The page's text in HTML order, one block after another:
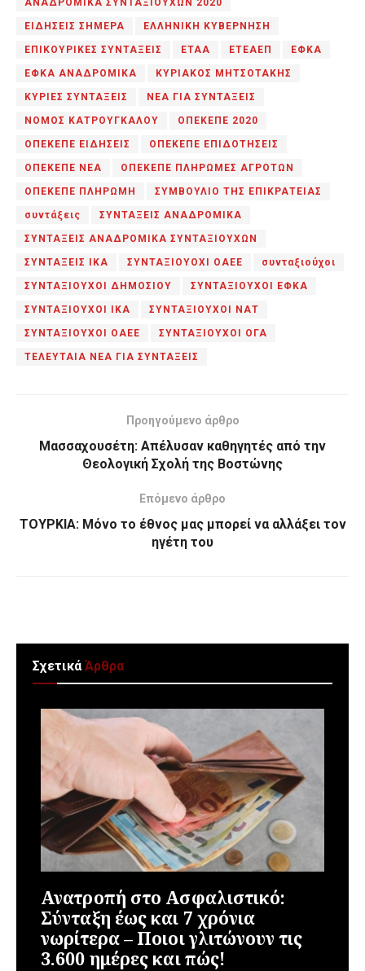
ΕΙΔΗΣΕΙΣ ΣΗΜΕΡΑ ΕΛΛΗΝΙΚΗ ΚΥΒΕΡΝΗΣΗ
ΕΠΙΚΟΥΡΙΚΕΣ ΣΥΝΤΑΞΕΙΣ ΕΤΑΑ ΕΤΕΑΕΠ ΕΦΚΑ
ΕΦΚΑ ΑΝΑΔΡΟΜΙΚΑ ΚΥΡΙΑΚΟΣ ΜΗΤΣΟΤΑΚΗΣ
ΚΥΡΙΕΣ ΣΥΝΤΑΞΕΙΣ ΝΕΑ ΓΙΑ ΣΥΝΤΑΞΕΙΣ
ΝΟΜΟΣ ΚΑΤΡΟΥΓΚΑΛΟΥ ΟΠΕΚΕΠΕ 2020
ΟΠΕΚΕΠΕ ΕΙΔΗΣΕΙΣ ΟΠΕΚΕΠΕ ΕΠΙΔΟΤΗΣΕΙΣ
ΟΠΕΚΕΠΕ ΝΕΑ ΟΠΕΚΕΠΕ ΠΛΗΡΩΜΕΣ ΑΓΡΟΤΩΝ
ΟΠΕΚΕΠΕ ΠΛΗΡΩΜΗ ΣΥΜΒΟΥΛΙΟ ΤΗΣ ΕΠΙΚΡΑΤΕΙΑΣ
συντάξεις ΣΥΝΤΑΞΕΙΣ ΑΝΑΔΡΟΜΙΚΑ
ΣΥΝΤΑΞΕΙΣ ΑΝΑΔΡΟΜΙΚΑ ΣΥΝΤΑΞΙΟΥΧΩΝ
ΣΥΝΤΑΞΕΙΣ ΙΚΑ ΣΥΝΤΑΞΙΟΥΟΧΙ ΟΑΕΕ συνταξιούχοι
ΣΥΝΤΑΞΙΟΥΧΟΙ ΔΗΜΟΣΙΟΥ ΣΥΝΤΑΞΙΟΥΧΟΙ ΕΦΚΑ
ΣΥΝΤΑΞΙΟΥΧΟΙ ΙΚΑ ΣΥΝΤΑΞΙΟΥΧΟΙ ΝΑΤ
ΣΥΝΤΑΞΙΟΥΧΟΙ ΟΑΕΕ ΣΥΝΤΑΞΙΟΥΧΟΙ ΟΓΑ
ΤΕΛΕΥΤΑΙΑ ΝΕΑ ΓΙΑ ΣΥΝΤΑΞΕΙΣ
Προηγούμενο άρθρο
Μασσαχουσέτη: Απέλυσαν καθηγητές από την
Θεολογική Σχολή της Βοστώνης
Επόμενο άρθρο
ΤΟΥΡΚΙΑ: Mόνο το έθνος μας μπορεί να αλλάξει τον
ηγέτη του
ΣχετικάΆρθρα
Ανατροπή στο Ασφαλιστικό:
Σύνταξη έως και 7 χρόνια
νωρίτερα – Ποιοι γλιτώνουν τις
3.600 ημέρες και πώς!